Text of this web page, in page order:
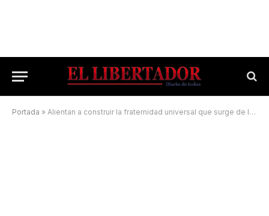
Portada » Alientan a construir la fraternidad universal que surge de la Navidad